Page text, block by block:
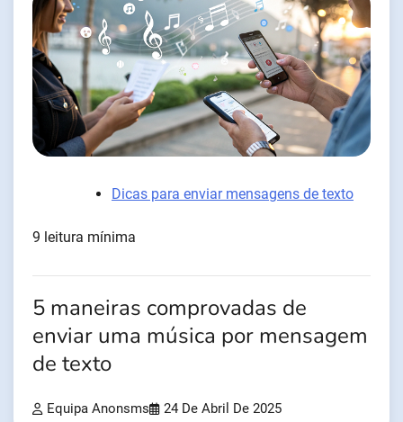
Dicas para enviar mensagens de texto
9 leitura mínima
5 maneiras comprovadas de
enviar uma música por mensagem
de texto
Equipa Anonsms 24 De Abril De 2025